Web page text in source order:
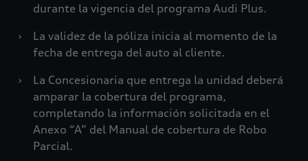
durante la vigencia del programa Audi Plus.
›
La validez de la póliza inicia al momento de la
fecha de entrega del auto al cliente.
›
La Concesionaria que entrega la unidad deberá
amparar la cobertura del programa,
completando la información solicitada en el
Anexo “A” del Manual de cobertura de Robo
Parcial.